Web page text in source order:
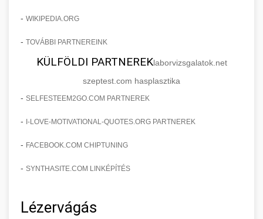
- WIKIPEDIA.ORG
- TOVÁBBI PARTNEREINK
KÜLFÖLDI PARTNEREKlaborvizsgalatok.net
szeptest.com hasplasztika
- SELFESTEEM2GO.COM PARTNEREK
- I-LOVE-MOTIVATIONAL-QUOTES.ORG PARTNEREK
- FACEBOOK.COM CHIPTUNING
- SYNTHASITE.COM LINKÉPÍTÉS
Lézervágás